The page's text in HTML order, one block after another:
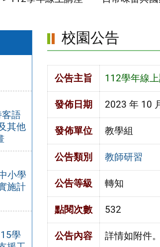
客語
其他
小學
施計
學
校園公告
公告主旨 112學年線
發佈日期 2023 年 10
發佈單位 教學組
公告類別 教師研習
公告等級 轉知
點閱次數 532
公告內容 詳情如附件。